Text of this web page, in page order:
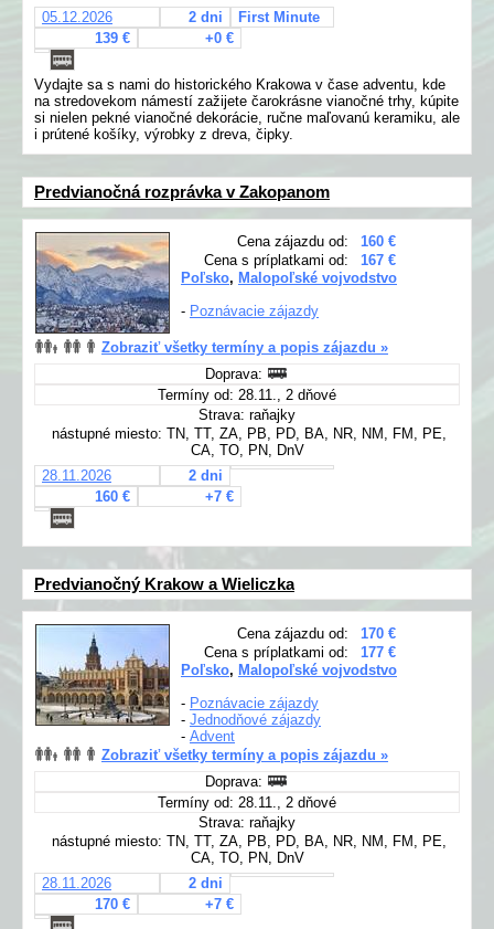
05.12.2026 2 dni
First Minute
139 €
+0 €
Vydajte sa s nami do historického Krakowa v čase adventu, kde
na stredovekom námestí zažijete čarokrásne vianočné trhy, kúpite
si nielen pekné vianočné dekorácie, ručne maľovanú keramiku, ale
i prútené košíky, výrobky z dreva, čipky.
Predvianočná rozprávka v Zakopanom
Cena zájazdu od:
160 €
Cena s príplatkami od:
167 €
Poľsko, Malopoľské vojvodstvo
- Poznávacie zájazdy
Zobraziť všetky termíny a popis zájazdu »
Doprava:
Termíny od: 28.11., 2 dňové
Strava: raňajky
nástupné miesto: TN, TT, ZA, PB, PD, BA, NR, NM, FM, PE,
CA, TO, PN, DnV
28.11.2026
2 dni
160 €
+7 €
Predvianočný Krakow a Wieliczka
Cena zájazdu od:
170 €
Cena s príplatkami od:
177 €
Poľsko, Malopoľské vojvodstvo
- Poznávacie zájazdy
- Jednodňové zájazdy
- Advent
Zobraziť všetky termíny a popis zájazdu »
Doprava:
Termíny od: 28.11., 2 dňové
Strava: raňajky
nástupné miesto: TN, TT, ZA, PB, PD, BA, NR, NM, FM, PE,
CA, TO, PN, DnV
28.11.2026
2 dni
170 €
+7 €